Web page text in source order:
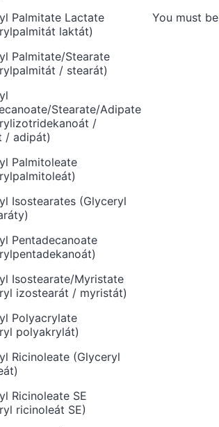
Palmitate Lactate
laktát)
Palmitate/Stearate
/ stearát)
Stearate/Adipate
/
/ adipát)
Palmitoleate
Isostearates (Glyceryl
Pentadecanoate
Isostearate/Myristate
izostearát / myristát)
Polyacrylate
polyakrylát)
Ricinoleate (Glyceryl
Ricinoleate SE
ricinoleát SE)
You must be